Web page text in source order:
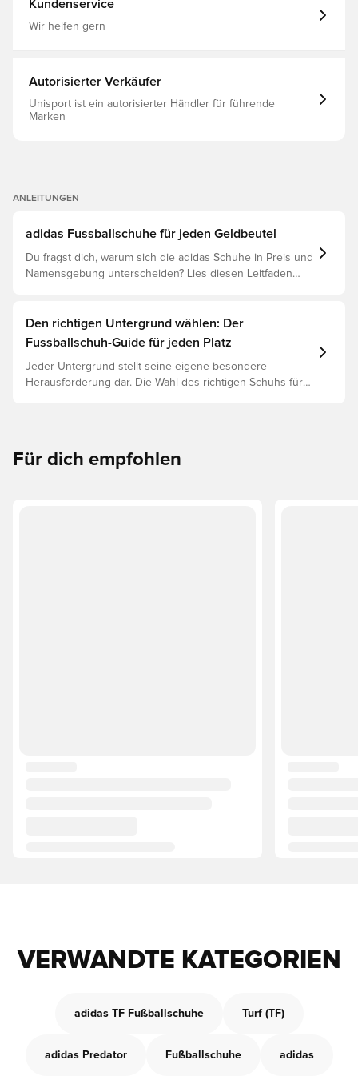
eine perfekt saubere Trittfläche über dem Spann Das ist
Kundenservice
Wir helfen gern
Autorisierter Verkäufer
Unisport ist ein autorisierter Händler für führende
Marken
ANLEITUNGEN
adidas Fussballschuhe für jeden Geldbeutel
Du fragst dich, warum sich die adidas Schuhe in Preis und
Namensgebung unterscheiden? Lies diesen Leitfaden
Den richtigen Untergrund wählen: Der
Fussballschuh-Guide für jeden Platz
Jeder Untergrund stellt seine eigene besondere
Herausforderung dar. Die Wahl des richtigen Schuhs für
verschiedenen Untergründe sind.
Für dich empfohlen
VERWANDTE KATEGORIEN
adidas TF Fußballschuhe Turf (TF)
adidas Predator Fußballschuhe adidas